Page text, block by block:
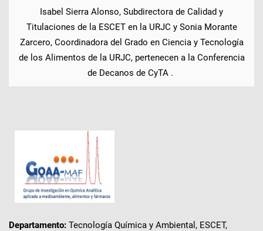
Isabel Sierra Alonso, Subdirectora de Calidad y
Titulaciones de la ESCET en la URJC y Sonia Morante
Zarcero, Coordinadora del Grado en Ciencia y Tecnología
de los Alimentos de la URJC, pertenecen a la Conferencia
de Decanos de CyTA .
Departamento: Tecnología Química y Ambiental, ESCET,